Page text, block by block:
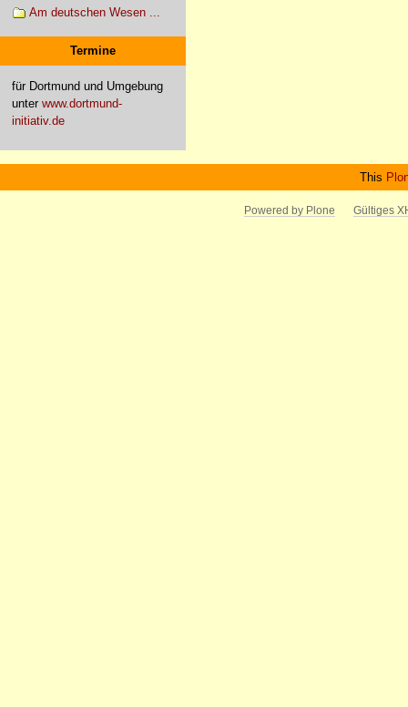
Am deutschen Wesen ...
Termine
für Dortmund und Umgebung
unter www.dortmund-
initiativ.de
This
Powered by Plone Gültiges